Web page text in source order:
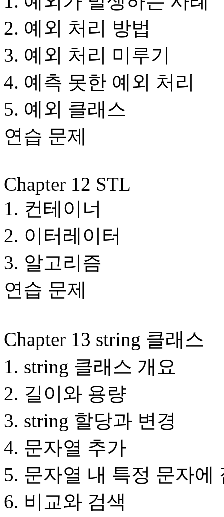
2. 예외 처리 방법
3. 예외 처리 미루기
4. 예측 못한 예외 처리
5. 예외 클래스
연습 문제
Chapter 12 STL
1. 컨테이너
2. 이터레이터
3. 알고리즘
연습 문제
Chapter 13 string 클래스
1. string 클래스 개요
2. 길이와 용량
3. string 할당과 변경
4. 문자열 추가
5. 문자열 내 특정 문자에
6. 비교와 검색